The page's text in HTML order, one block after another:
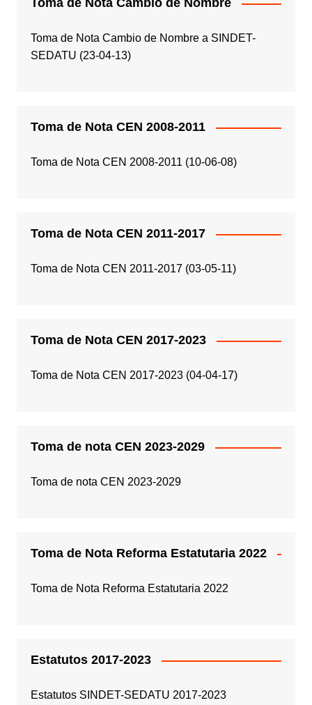
Toma de Nota Cambio de Nombre
Toma de Nota Cambio de Nombre a SINDET-
SEDATU (23-04-13)
Toma de Nota CEN 2008-2011
Toma de Nota CEN 2008-2011 (10-06-08)
Toma de Nota CEN 2011-2017
Toma de Nota CEN 2011-2017 (03-05-11)
Toma de Nota CEN 2017-2023
Toma de Nota CEN 2017-2023 (04-04-17)
Toma de nota CEN 2023-2029
Toma de nota CEN 2023-2029
Toma de Nota Reforma Estatutaria 2022
Toma de Nota Reforma Estatutaria 2022
Estatutos 2017-2023
Estatutos SINDET-SEDATU 2017-2023